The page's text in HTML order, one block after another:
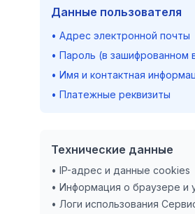
Данные пользователя
• Адрес электронной почты
• Пароль (в зашифрованном
• Имя и контактная
• Платежные реквизиты
Технические данные
• IP-адрес и данные cookies
• Информация о браузере и
• Логи использования